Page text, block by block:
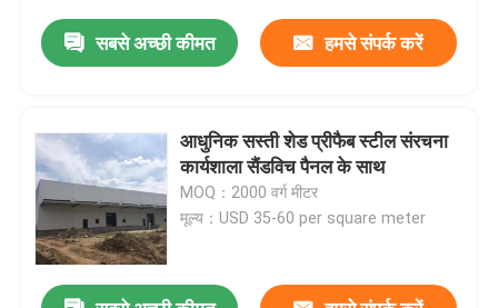
सबसे अच्छी कीमत हमसे संपर्क करें
आधुनिक सस्ती शेड प्रीफैब स्टील संरचना
कार्यशाला सैंडविच पैनल के साथ
MOQ：2000 वर्ग मीटर
मूल्य：USD 35-60 per square meter